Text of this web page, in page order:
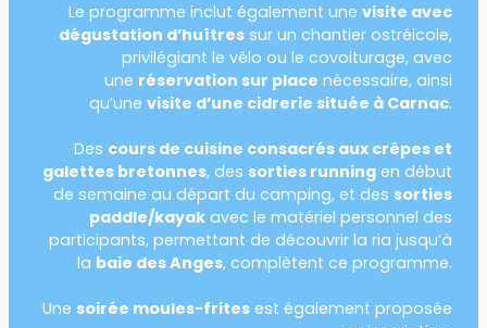
Le programme inclut également une visite avec
dégustation d’huîtres sur un chantier ostréicole,
privilégiant le vélo ou le covoiturage, avec
une réservation sur place nécessaire, ainsi
qu’une visite d’une cidrerie située à Carnac.
Des cours de cuisine consacrés aux crêpes et
galettes bretonnes, des sorties running en début
de semaine au départ du camping, et des sorties
paddle/kayak avec le matériel personnel des
participants, permettant de découvrir la ria jusqu’à
la baie des Anges, complètent ce programme.
Une soirée moules-frites est également proposée